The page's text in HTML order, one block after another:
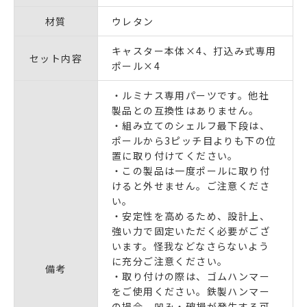
材質 ウレタン
セット内容
キャスター本体×4、打込み式専用
ポール×4
備考
・ルミナス専用パーツです。他社
製品との互換性はありません。
・組み立てのシェルフ最下段は、
ポールから3ピッチ目よりも下の位
置に取り付けてください。
・この製品は一度ポールに取り付
けると外せません。
ご注意くださ
い。
・安定性を高めるため、設計上、
強い力で固定いただく必要がござ
います。怪我などなさらないよう
に充分ご注意ください。
・取り付けの際は、ゴムハンマー
をご使用ください。鉄製ハンマー